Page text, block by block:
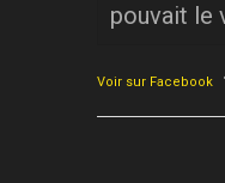
pouvait le
Voir sur Facebook ·